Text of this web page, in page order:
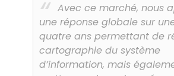
Avec ce marché, nous
une réponse globale sur
quatre ans permettant de
cartographie du système
d’information, mais